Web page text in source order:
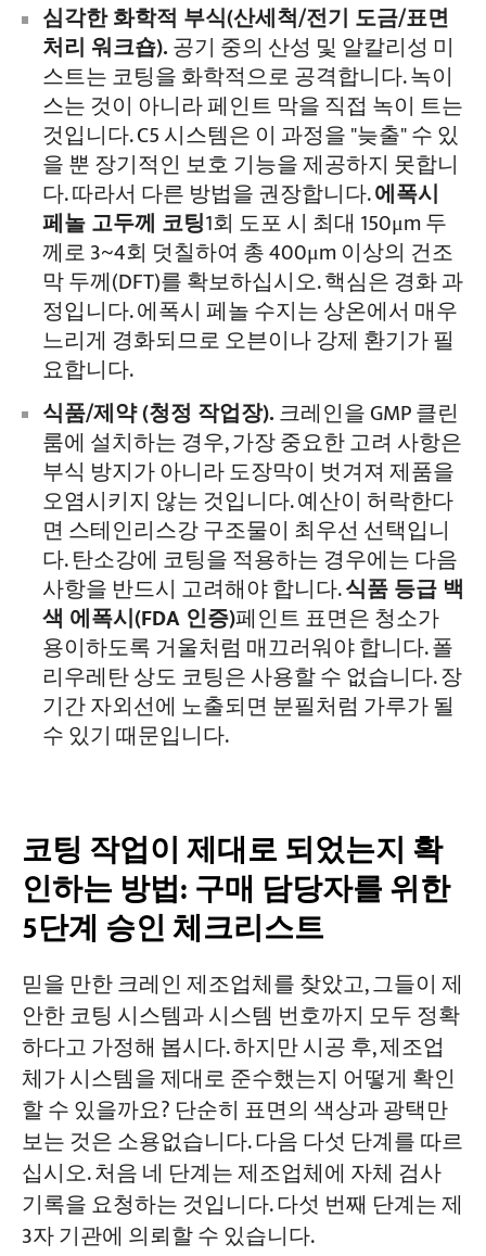
심각한 화학적 부식(산세척/전기 도금/표면
처리 워크숍).공기 중의 산성 및 알칼리성 미
스트는 코팅을 화학적으로 공격합니다. 녹이
스는 것이 아니라 페인트 막을 직접 녹이 트는
것입니다. C5 시스템은 이 과정을 "늦출" 수 있
을 뿐 장기적인 보호 기능을 제공하지 못합니
다. 따라서 다른 방법을 권장합니다.에폭시
페놀 고두께 코팅1회 도포 시 최대 150μm 두
께로 3~4회 덧칠하여 총 400μm 이상의 건조
막 두께(DFT)를 확보하십시오. 핵심은 경화 과
정입니다. 에폭시 페놀 수지는 상온에서 매우
느리게 경화되므로 오븐이나 강제 환기가 필
요합니다.
식품/제약 (청정 작업장).크레인을 GMP 클린
룸에 설치하는 경우, 가장 중요한 고려 사항은
부식 방지가 아니라 도장막이 벗겨져 제품을
오염시키지 않는 것입니다. 예산이 허락한다
면 스테인리스강 구조물이 최우선 선택입니
다. 탄소강에 코팅을 적용하는 경우에는 다음
사항을 반드시 고려해야 합니다.식품 등급 백
색 에폭시(FDA 인증)페인트 표면은 청소가
용이하도록 거울처럼 매끄러워야 합니다. 폴
리우레탄 상도 코팅은 사용할 수 없습니다. 장
기간 자외선에 노출되면 분필처럼 가루가 될
수 있기 때문입니다.
코팅 작업이 제대로 되었는지 확
인하는 방법: 구매 담당자를 위한
5단계 승인 체크리스트
믿을 만한 크레인 제조업체를 찾았고, 그들이 제
안한 코팅 시스템과 시스템 번호까지 모두 정확
하다고 가정해 봅시다. 하지만 시공 후, 제조업
체가 시스템을 제대로 준수했는지 어떻게 확인
할 수 있을까요? 단순히 표면의 색상과 광택만
보는 것은 소용없습니다. 다음 다섯 단계를 따르
십시오. 처음 네 단계는 제조업체에 자체 검사
기록을 요청하는 것입니다. 다섯 번째 단계는 제
3자 기관에 의뢰할 수 있습니다.